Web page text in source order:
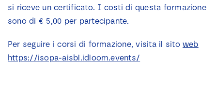
si riceve un certificato. I costi di questa formazione
sono di € 5,00 per partecipante.
Per seguire i corsi di formazione, visita il sito web
https://isopa-aisbl.idloom.events/